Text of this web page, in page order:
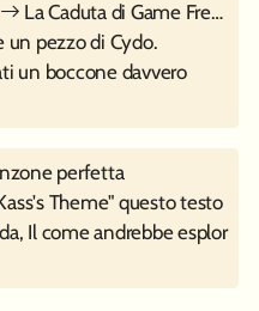
La Caduta di Game Freak
un pezzo di Cydo.
un boccone davvero
perfetta
Theme" questo testo
Il come andrebbe esplor